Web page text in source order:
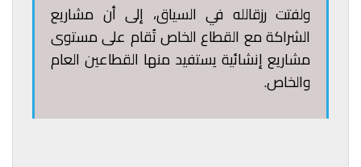
ولفتت رزقالله في السياق، إلى أن مشاريع
الشراكة مع القطاع الخاص تُقام على مستوى
مشاريع إنشائية يستفيد منها القطاعين العام
والخاص.